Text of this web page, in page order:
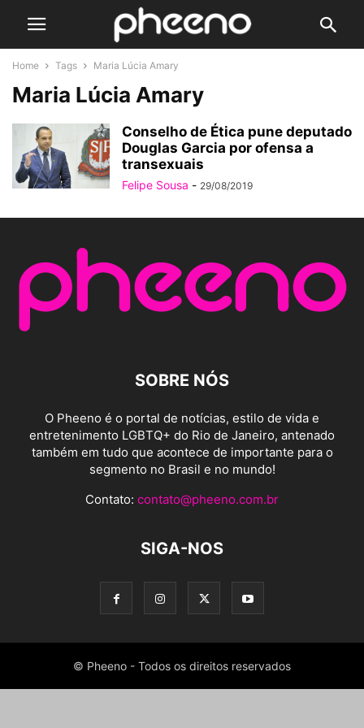
Home Tags Maria Lúcia Amary
Maria Lúcia Amary
Conselho de Ética pune deputado
Douglas Garcia por ofensa a
transexuais
Felipe Sousa - 29/08/2019
SOBRE NÓS
O Pheeno é o portal de notícias, estilo de vida e
entretenimento LGBTQ+ do Rio de Janeiro, antenado
também em tudo que acontece de importante para o
segmento no Brasil e no mundo!
Contato: contato@pheeno.com.br
SIGA-NOS
© Pheeno - Todos os direitos reservados